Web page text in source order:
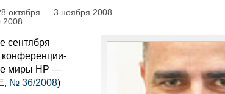
октября — 3 ноября 2008
сентября
конференции-
миры HP —
№ 36/2008)